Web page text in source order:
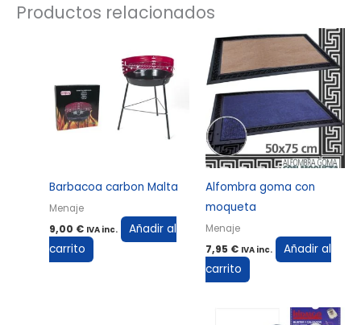
Productos relacionados
Barbacoa carbon Malta
Menaje
9,00 € IVA inc.
Añadir al
carrito
Alfombra goma con
moqueta
Menaje
7,95 € IVA inc.
Añadir al
carrito